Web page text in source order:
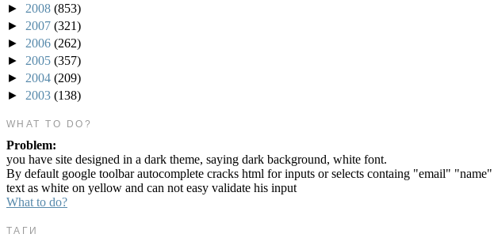
► 2008 (853)
► 2007 (321)
► 2006 (262)
► 2005 (357)
► 2004 (209)
► 2003 (138)
WHAT TO DO?
Problem:
you have site designed in a dark theme, saying dark background, white font.
By default google toolbar autocomplete cracks html for inputs or selects containg "email"
text as white on yellow and can not easy validate his input
What to do?
ТАГИ